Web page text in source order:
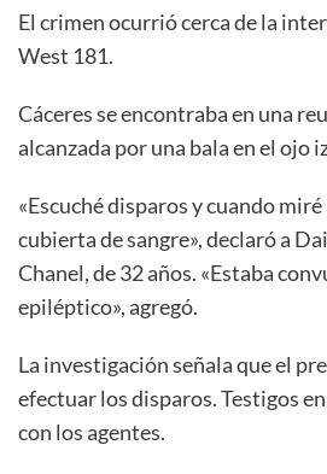
El crimen ocurrió cerca de la
West 181.
Cáceres se encontraba en una
alcanzada por una bala en el ojo
«Escuché disparos y cuando
cubierta de sangre», declaró a
Chanel, de 32 años. «Estaba
epiléptico», agregó.
La investigación señala que el
efectuar los disparos. Testigos
con los agentes.